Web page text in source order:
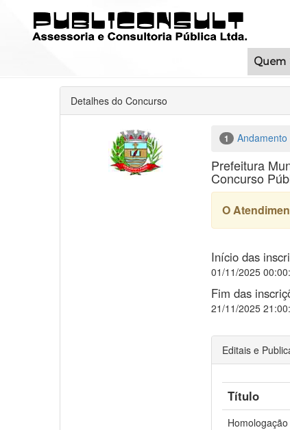
Quem
Detalhes do Concurso
1 Andamento
Prefeitura
Concurso
O
Início das
01/11/2025
Fim das
21/11/2025
Editais e
Título
Homologação